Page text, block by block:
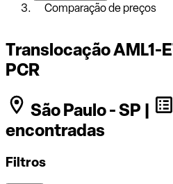
Comparação de preços
Translocação AML1-
PCR
São Paulo - SP |
encontradas
Filtros